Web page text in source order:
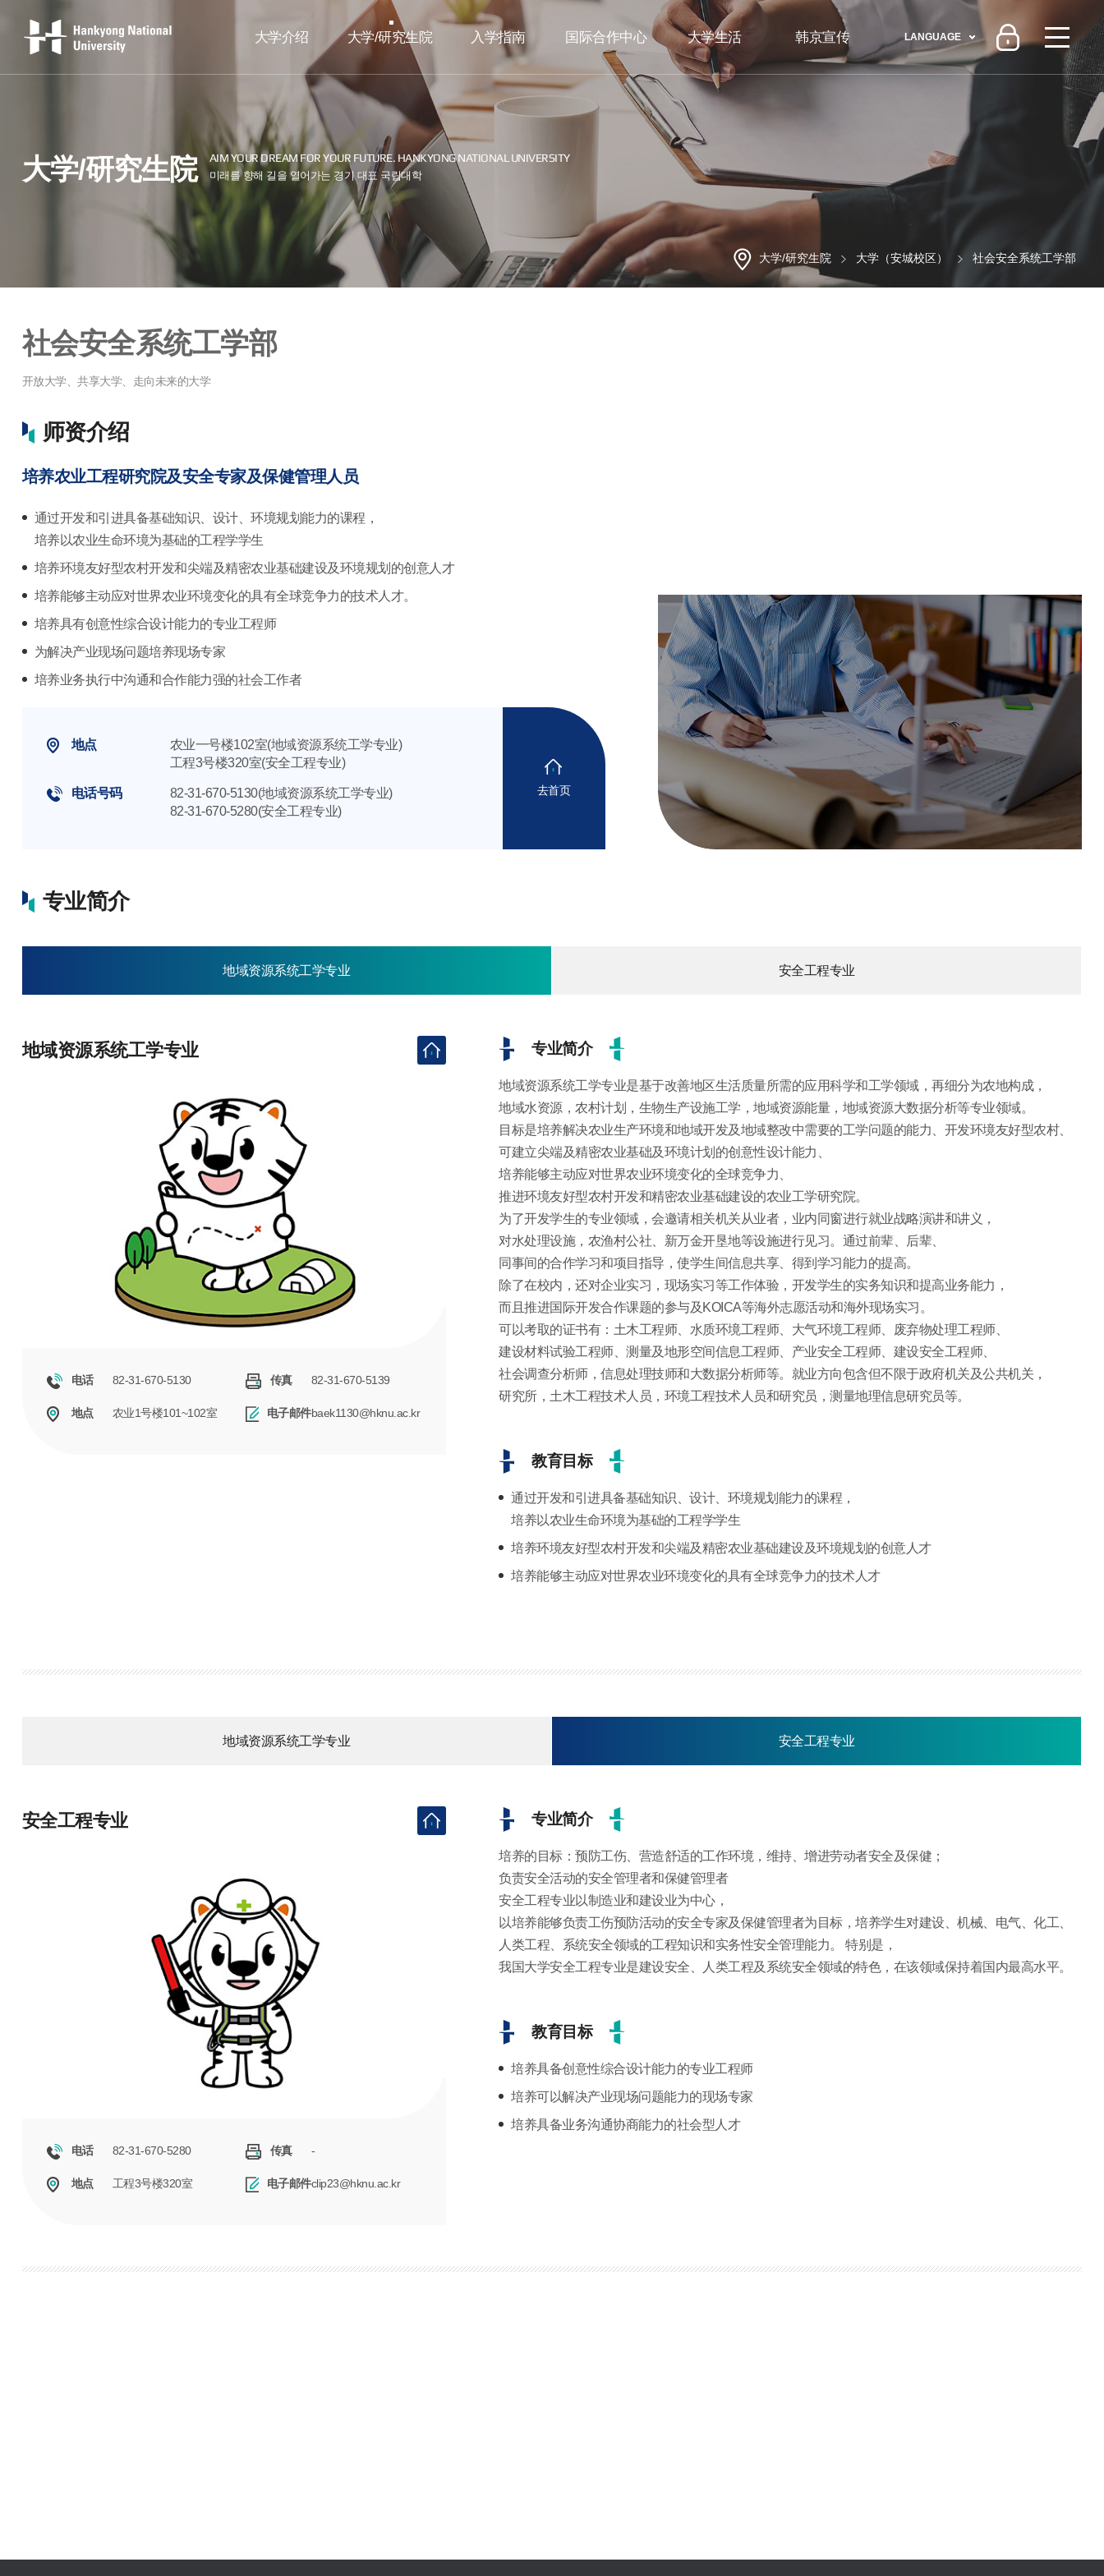
大学介绍 大学/研究生院 入学指南 国际合作中心 大学生活 韩京宣传 LANGUAGE
大学/研究生院
大学/研究生院 大学（安城校区） 社会安全系统工学部
社会安全系统工学部
师资介绍
培养农业工程研究院及安全专家及保健管理人员
通过开发和引进具备基础知识、设计、环境规划能力的课程，
培养以农业生命环境为基础的工程学学生
培养环境友好型农村开发和尖端及精密农业基础建设及环境规划的创意人才
培养能够主动应对世界农业环境变化的具有全球竞争力的技术人才。
培养具有创意性综合设计能力的专业工程师
为解决产业现场问题培养现场专家
培养业务执行中沟通和合作能力强的社会工作者
地点
农业一号楼102室(地域资源系统工学专业)
工程3号楼320室(安全工程专业)
电话号码
82-31-670-5130(地域资源系统工学专业)
82-31-670-5280(安全工程专业)
去首页
专业简介
地域资源系统工学专业 安全工程专业
地域资源系统工学专业
电话 82-31-670-5130 传真 82-31-670-5139
地点 农业1号楼101~102室 电子邮件baek1130@hknu.ac.kr
专业简介
地域资源系统工学专业是基于改善地区生活质量所需的应用科学和工学领域，再细分为农地构成，
地域水资源，农村计划，生物生产设施工学，地域资源能量，地域资源大数据分析等专业领域。
目标是培养解决农业生产环境和地域开发及地域整改中需要的工学问题的能力、开发环境友好型农村、
可建立尖端及精密农业基础及环境计划的创意性设计能力、
培养能够主动应对世界农业环境变化的全球竞争力、
推进环境友好型农村开发和精密农业基础建设的农业工学研究院。
为了开发学生的专业领域，会邀请相关机关从业者，业内同窗进行就业战略演讲和讲义，
对水处理设施，农渔村公社、新万金开垦地等设施进行见习。通过前辈、后辈、
同事间的合作学习和项目指导，使学生间信息共享、得到学习能力的提高。
除了在校内，还对企业实习，现场实习等工作体验，开发学生的实务知识和提高业务能力，
而且推进国际开发合作课题的参与及KOICA等海外志愿活动和海外现场实习。
可以考取的证书有：土木工程师、水质环境工程师、大气环境工程师、废弃物处理工程师、
建设材料试验工程师、测量及地形空间信息工程师、产业安全工程师、建设安全工程师、
社会调查分析师，信息处理技师和大数据分析师等。就业方向包含但不限于政府机关及公共机关，
研究所，土木工程技术人员，环境工程技术人员和研究员，测量地理信息研究员等。
教育目标
通过开发和引进具备基础知识、设计、环境规划能力的课程，
培养以农业生命环境为基础的工程学学生
培养环境友好型农村开发和尖端及精密农业基础建设及环境规划的创意人才
培养能够主动应对世界农业环境变化的具有全球竞争力的技术人才
地域资源系统工学专业 安全工程专业
安全工程专业
电话 82-31-670-5280 传真 -
地点 工程3号楼320室 电子邮件clip23@hknu.ac.kr
专业简介
培养的目标：预防工伤、营造舒适的工作环境，维持、增进劳动者安全及保健；
负责安全活动的安全管理者和保健管理者
安全工程专业以制造业和建设业为中心，
以培养能够负责工伤预防活动的安全专家及保健管理者为目标，培养学生对建设、机械、电气、化工、
人类工程、系统安全领域的工程知识和实务性安全管理能力。 特别是，
我国大学安全工程专业是建设安全、人类工程及系统安全领域的特色，在该领域保持着国内最高水平。
教育目标
培养具备创意性综合设计能力的专业工程师
培养可以解决产业现场问题能力的现场专家
培养具备业务沟通协商能力的社会型人才